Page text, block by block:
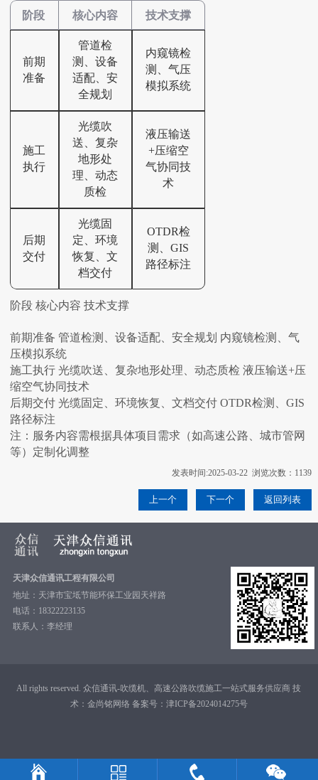
阶段 核心内容 技术支撑
前期
准备
管道检
测、设备
适配、安
全规划
内窥镜检
测、气压
模拟系统‌
施工
执行
光缆吹
送、复杂
地形处
理、动态
质检
液压输送
+压缩空
气协同技
术‌
后期
交付
光缆固
定、环境
恢复、文
档交付
OTDR检
测、GIS
路径标注‌
‌阶段‌ ‌核心内容‌ ‌技术支撑‌
前期准备 管道检测、设备适配、安全规划 内窥镜检测、气
压模拟系统‌
施工执行 光缆吹送、复杂地形处理、动态质检 液压输送+压
缩空气协同技术‌
后期交付 光缆固定、环境恢复、文档交付 OTDR检测、GIS
路径标注‌
注：服务内容需根据具体项目需求（如高速公路、城市管网
等）定制化调整‌
发表时间:2025-03-22 浏览次数：1139
上一个 下一个 返回列表
天津众信通讯工程有限公司
地址：天津市宝坻节能环保工业园天祥路
电话：18322223135
联系人：李经理
All rights reserved. 众信通讯-吹缆机、高速公路吹缆施工一站式服务供应商 技
术： 金尚铭网络 备案号： 津ICP备2024014275号